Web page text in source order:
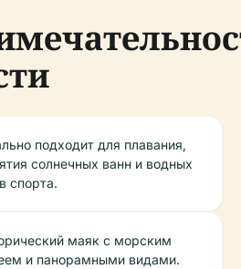
подходит для плавания,
солнечных ванн и водных
спорта.
маяк с морским
и панорамными видами.